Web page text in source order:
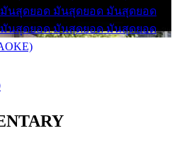
นสุดยอด มันสุดยอด มันสุดยอด
นสุดยอด มันสุดยอด มันสุดยอด